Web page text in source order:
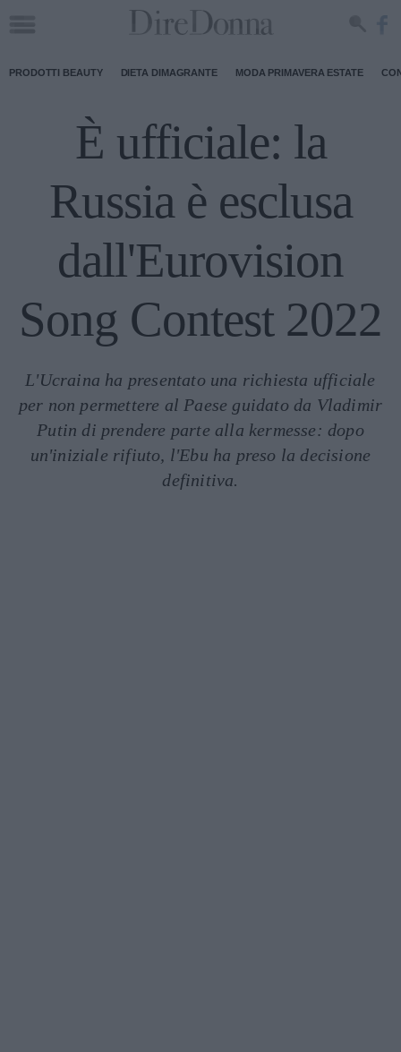
PRODOTTI BEAUTY DIETA DIMAGRANTE MODA PRIMAVERA ESTATE
È ufficiale: la
Russia è esclusa
dall'Eurovision
Song Contest 2022
L'Ucraina ha presentato una richiesta ufficiale
per non permettere al Paese guidato da Vladimir
Putin di prendere parte alla kermesse: dopo
un'iniziale rifiuto, l'Ebu ha preso la decisione
definitiva.